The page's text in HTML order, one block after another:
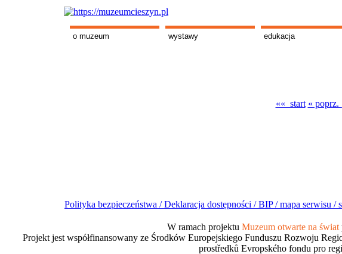
o muzeum wystawy edukacja
«« start « poprz.
Polityka bezpieczeństwa /Deklaracja dostępności /BIP /mapa serwisu /
W ramach projektu Muzeum otwarte na świat
Projekt jest współfinansowany ze Środków Europejskiego Funduszu Rozwoju
prostředků Evropského fondu pro